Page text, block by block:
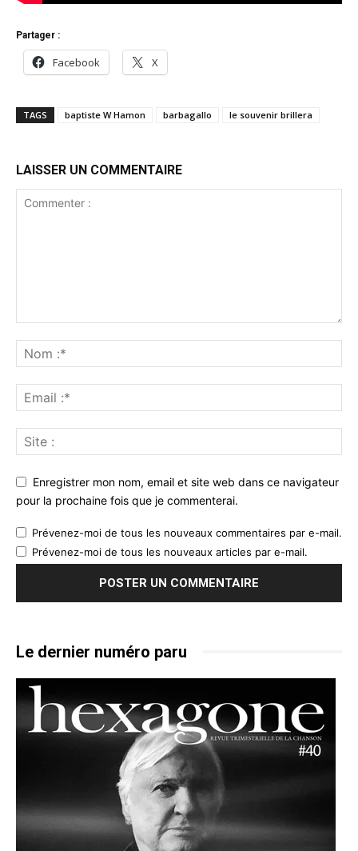
Partager :
Facebook X
TAGS baptiste W Hamon barbagallo le souvenir brillera
LAISSER UN COMMENTAIRE
Enregistrer mon nom, email et site web dans ce navigateur
pour la prochaine fois que je commenterai.
Prévenez-moi de tous les nouveaux commentaires par e-mail.
Prévenez-moi de tous les nouveaux articles par e-mail.
Le dernier numéro paru